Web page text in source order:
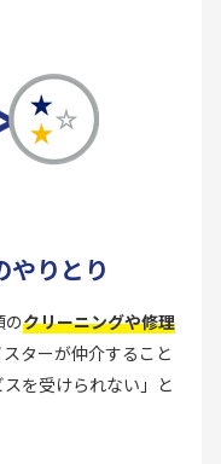
やりとり
のクリーニングや修理
ターが仲介すること
を受けられない」と